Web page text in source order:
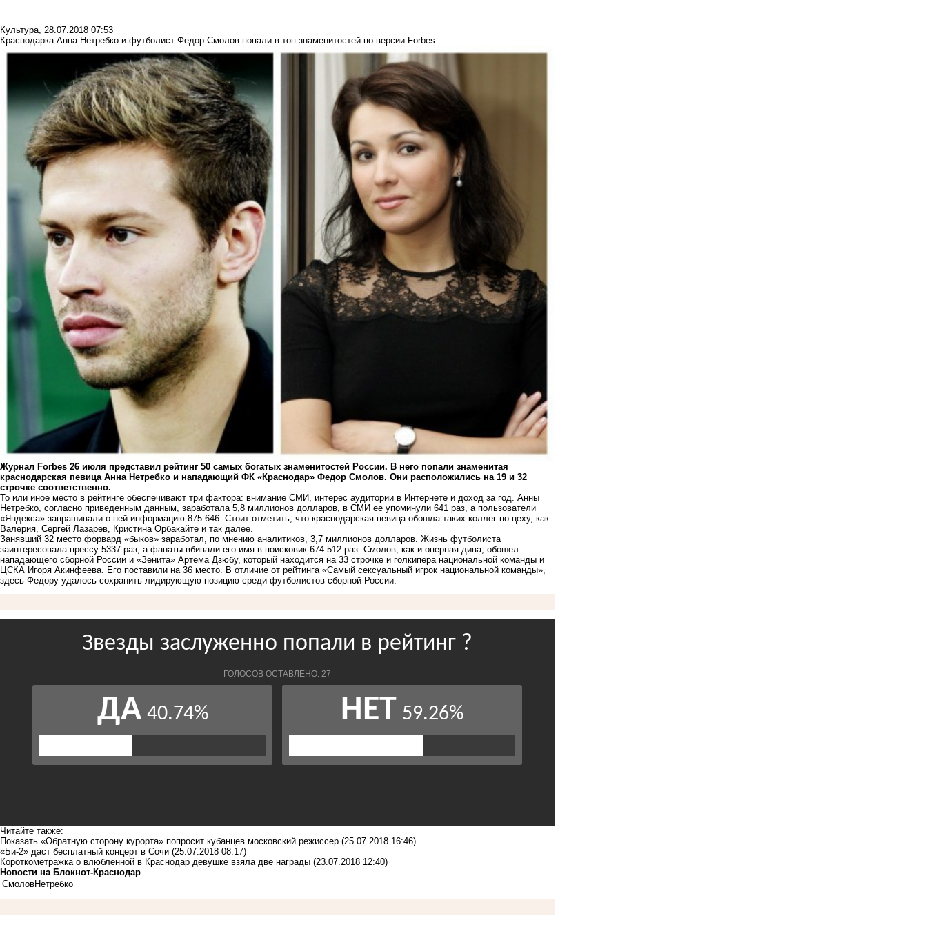
Культура, 28.07.2018 07:53
Краснодарка Анна Нетребко и футболист Федор Смолов попали в топ знаменитостей по версии Forbes
Журнал Forbes 26 июля представил рейтинг 50 самых богатых знаменитостей России. В него попали знаменитая
краснодарская певица Анна Нетребко и нападающий ФК «Краснодар» Федор Смолов. Они расположились на 19 и 32
строчке соответственно.
То или иное место в рейтинге обеспечивают три фактора: внимание СМИ, интерес аудитории в Интернете и доход за год. Анны
Нетребко, согласно приведенным данным, заработала 5,8 миллионов долларов, в СМИ ее упоминули 641 раз, а пользователи
«Яндекса» запрашивали о ней информацию 875 646. Стоит отметить, что краснодарская певица обошла таких коллег по цеху, как
Валерия, Сергей Лазарев, Кристина Орбакайте и так далее.
Занявший 32 место форвард «быков» заработал, по мнению аналитиков, 3,7 миллионов долларов. Жизнь футболиста
заинтересовала прессу 5337 раз, а фанаты вбивали его имя в поисковик 674 512 раз. Смолов, как и оперная дива, обошел
нападающего сборной России и «Зенита» Артема Дзюбу, который находится на 33 строчке и голкипера национальной команды и
ЦСКА Игоря Акинфеева. Его поставили на 36 место. В отличие от рейтинга «Самый сексуальный игрок национальной команды»
здесь Федору удалось сохранить лидирующую позицию среди футболистов сборной России.
Читайте также:
Показать «Обратную сторону курорта» попросит кубанцев московский режиссер (25.07.2018 16:46)
«Би-2» даст бесплатный концерт в Сочи (25.07.2018 08:17)
Короткометражка о влюбленной в Краснодар девушке взяла две награды (23.07.2018 12:40)
Новости на Блoкнoт-Краснодар
СмоловНетребко